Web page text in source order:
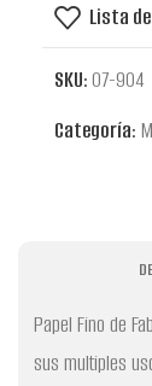
Lista
SKU:07-904
Categoría:
Papel Fino de
sus multiples